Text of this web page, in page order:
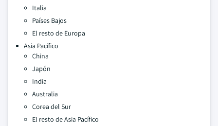
Italia
Países Bajos
El resto de Europa
Asia Pacífico
China
Japón
India
Australia
Corea del Sur
El resto de Asia Pacífico